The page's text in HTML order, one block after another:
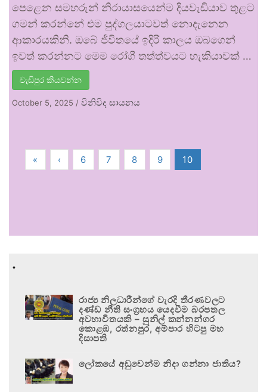
පෙළෙන සමහරුන් නිරායාසයෙන්ම දියවැඩියාව තුළට
ගමන් කරන්නේ එම පුද්ගලයාටවත් නොදැනෙන
ආකාරයකිනි. ඔබේ ජීවිතයේ ඉදිරි කාලය ඔබගෙන්
ඉවත් කරන්නට මෙම රෝගී තත්ත්වයට හැකියාවක් …
වැඩිපුර කියවන්න
October 5, 2025 / විනිවිද සායනය
« ‹ 6 7 8 9 10
.
රාජ්‍ය නිලධාරීන්ගේ වැරදි තීරණවලට
දණ්ඩ නීති සංග්‍රහය යෙදවීම බරපතල
අවභාවිතයකි – සුනිල් කන්නන්ගර
කොළඹ, රත්නපුර, අම්පාර හිටපු මහ
දිසාපති
ලෝකයේ අඩුවෙන්ම නිදා ගන්නා ජාතිය?